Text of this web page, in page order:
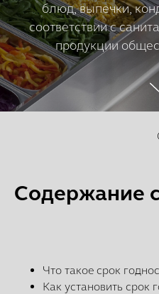
блюд, выпечки,
соответствии с
продукции
Содержание
Что такое срок
Как установить срок